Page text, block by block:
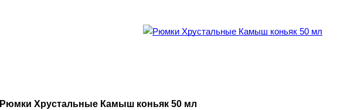
Рюмки Хрустальные Камыш коньяк 50 мл